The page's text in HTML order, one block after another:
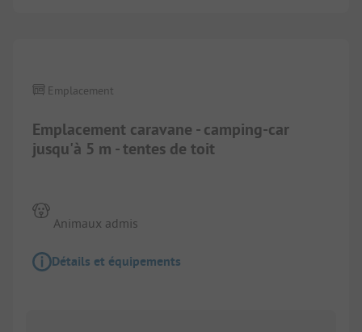
Emplacement caravane - camping-car
jusqu'à 5 m - tentes de toit
Emplacement
Animaux admis
Détails et équipements